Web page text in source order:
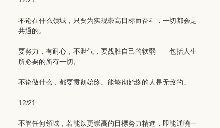
不论在什么领域，只要为实现崇高目标而奋斗，一切都会是
共通的。
要努力，有耐心，不泄气，要战胜自己的软弱――包括人生
所必要的所有一切。
不论做什么，都要贯彻始终。能够彻始终的人是无敌的。
12/21
不管任何領域，若能以更崇高的目標努力精進，即能通曉一